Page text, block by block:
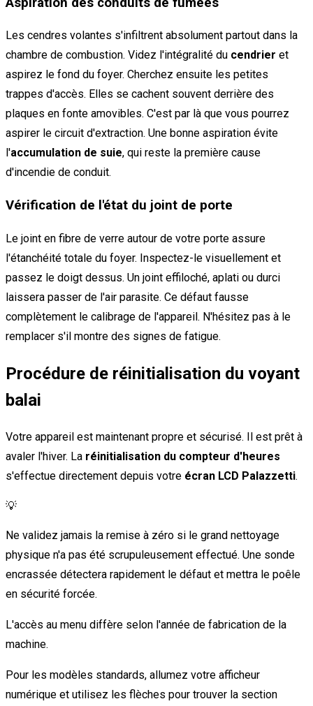
Les cendres volantes s'infiltrent absolument partout dans la
chambre de combustion. Videz l'intégralité du cendrier et
aspirez le fond du foyer. Cherchez ensuite les petites
trappes d'accès. Elles se cachent souvent derrière des
plaques en fonte amovibles. C'est par là que vous pourrez
aspirer le circuit d'extraction. Une bonne aspiration évite
l'accumulation de suie, qui reste la première cause
d'incendie de conduit.
Vérification de l'état du joint de porte
Le joint en fibre de verre autour de votre porte assure
l'étanchéité totale du foyer. Inspectez-le visuellement et
passez le doigt dessus. Un joint effiloché, aplati ou durci
laissera passer de l'air parasite. Ce défaut fausse
complètement le calibrage de l'appareil. N'hésitez pas à le
remplacer s'il montre des signes de fatigue.
Procédure de réinitialisation du voyant
balai
Votre appareil est maintenant propre et sécurisé. Il est prêt à
avaler l'hiver. La réinitialisation du compteur d'heures
s'effectue directement depuis votre écran LCD Palazzetti.
💡
Ne validez jamais la remise à zéro si le grand nettoyage
physique n'a pas été scrupuleusement effectué. Une sonde
encrassée détectera rapidement le défaut et mettra le poêle
en sécurité forcée.
L'accès au menu diffère selon l'année de fabrication de la
machine.
Pour les modèles standards, allumez votre afficheur
numérique et utilisez les flèches pour trouver la section